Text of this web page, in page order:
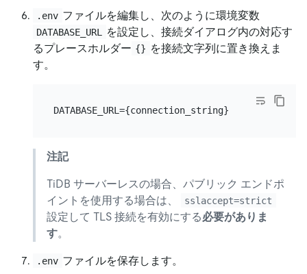
.env ファイルを編集し、次のように環境変数
DATABASE_URL
を設定し、接続ダイアログ内の対応す
るプレースホルダー {} を接続文字列に置き換えま
す。
注記
TiDB サーバーレスの場合、パブリック エンドポ
イントを使用する場合は、
sslaccept=strict
設定して TLS 接続を有効にする必要がありま
す。
.env ファイルを保存します。